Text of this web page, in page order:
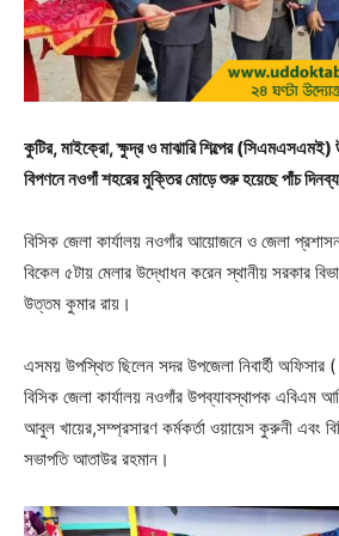
কুটির, মাইক্রো, ক্ষুদ্র ও মাঝারি শিল্পের (সিএমএসএমই)
বিপণনে নওগাঁ শহরের মুক্তির মোড়ে শুরু হয়েছে পাঁচ
বিসিক জেলা কার্যালয় নওগাঁর আয়োজনে ও জেলা
বিকেল ৫টায় মেলার উদ্ধোধন করেন স্থানীয় সরকার
উত্তম কুমার রায়।
এসময় উপস্থিত ছিলেন সদর উপজেলা নিবার্হী অফিসার
বিসিক জেলা কার্যালয় নওগাঁর উপব্যাবস্থাপক এবিএম
আবুল খায়ের,সম্প্রসারণ কর্মকর্তা ওয়ায়েস কুরুনী এবং
সভাপতি আতাউর রহমান।